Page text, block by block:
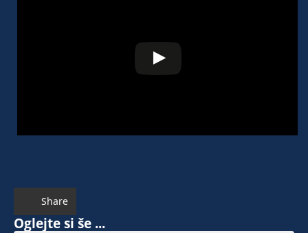
Share
Oglejte si še ...